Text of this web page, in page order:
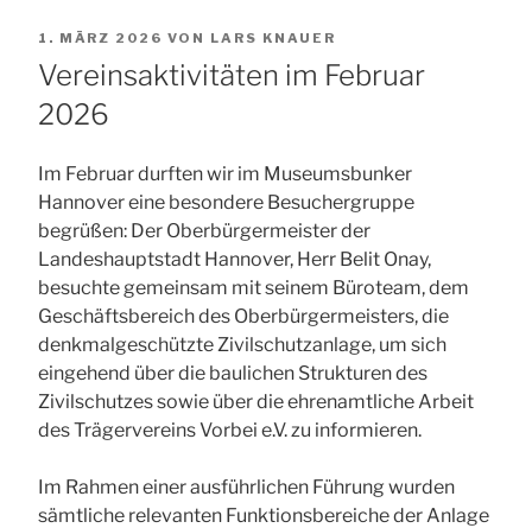
VERÖFFENTLICHT
AM
1. MÄRZ 2026 VON LARS KNAUER
Vereinsaktivitäten im Februar
2026
Im Februar durften wir im Museumsbunker
Hannover eine besondere Besuchergruppe
begrüßen: Der Oberbürgermeister der
Landeshauptstadt Hannover, Herr Belit Onay,
besuchte gemeinsam mit seinem Büroteam, dem
Geschäftsbereich des Oberbürgermeisters, die
denkmalgeschützte Zivilschutzanlage, um sich
eingehend über die baulichen Strukturen des
Zivilschutzes sowie über die ehrenamtliche Arbeit
des Trägervereins Vorbei e.V. zu informieren.
Im Rahmen einer ausführlichen Führung wurden
sämtliche relevanten Funktionsbereiche der Anlage